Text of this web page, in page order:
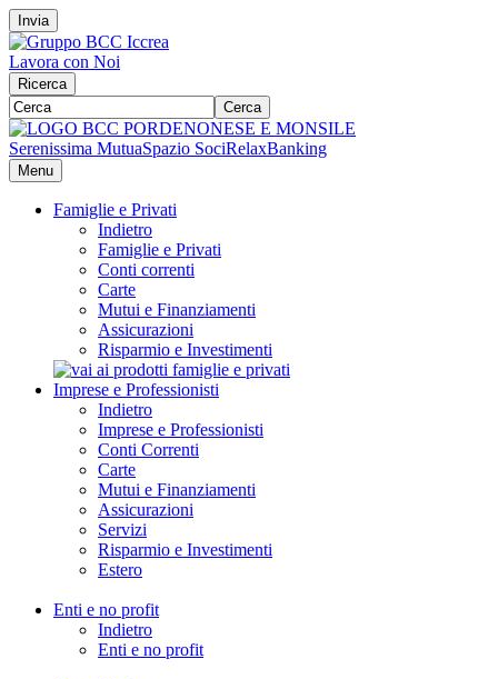
Invia
Lavora con Noi
Ricerca
Cerca
Serenissima MutuaSpazio SociRelaxBanking
Menu
Famiglie e Privati
Indietro
Famiglie e Privati
Conti correnti
Carte
Mutui e Finanziamenti
Assicurazioni
Risparmio e Investimenti
Imprese e Professionisti
Indietro
Imprese e Professionisti
Conti Correnti
Carte
Mutui e Finanziamenti
Assicurazioni
Servizi
Risparmio e Investimenti
Estero
Enti e no profit
Indietro
Enti e no profit